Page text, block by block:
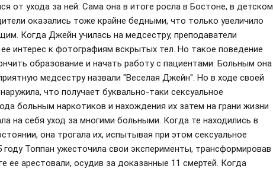
от ухода за ней. Сама она в итоге росла в Бостоне, в детском
оказались тоже крайне бедными, что только увеличило
Когда Джейн училась на медсестру, преподаватели
интерес к фотографиям вскрытых тел. Но такое поведение
образование и начать работу с пациентами. Больным она
медсестру назвали "Веселая Джейн". Но в ходе своей
что получает буквально-таки сексуальное
больным наркотиков и нахождения их затем на грани жизни
на себя уход за многими больными. Когда те находились в
она трогала их, испытывая при этом сексуальное
году Топпан ужесточила свои эксперименты, трансформировав
ее арестовали, осудив за доказанные 11 смертей. Когда